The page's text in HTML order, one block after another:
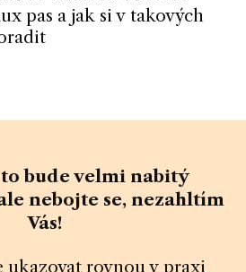
pas a jak si v takových
bude velmi nabitý
nebojte se, nezahltím
Vás!
ukazovat rovnou v praxi